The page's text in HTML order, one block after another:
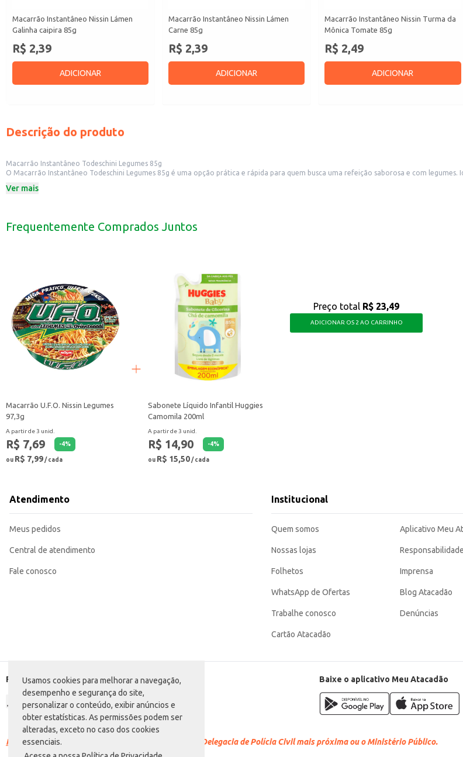
Usamos cookies para melhorar a navegação,
desempenho e segurança do site,
personalizar o conteúdo, exibir anúncios e
obter estatísticas. As permissões podem ser
alteradas, exceto no caso dos cookies
essenciais.
Macarrão Instantâneo Nissin Lámen
Galinha caipira 85g
R$ 2,39
ADICIONAR
Macarrão Instantâneo Nissin Lámen
Carne 85g
R$ 2,39
ADICIONAR
Macarrão Instantâneo Nissin Turma da
Mônica Tomate 85g
R$ 2,49
ADICIONAR
Descrição do produto
Macarrão Instantâneo Todeschini Legumes 85g
O Macarrão Instantâneo Todeschini Legumes 85g é uma opção prática e rápida para quem busca uma refeição saborosa e com
Dicas de Uso:
Com o Macarrão Instantâneo Todeschini Legumes, você tem uma refeição saborosa e fácil de preparar, ideal para diversas ocasiões.
Ver mais
Frequentemente Comprados Juntos
Macarrão U.F.O. Nissin Legumes
97,3g
A partir de 3 unid.
R$ 7,69 -4%
ou R$ 7,99/ cada
Sabonete Líquido Infantil Huggies
Camomila 200ml
A partir de 3 unid.
R$ 14,90 -4%
ou R$ 15,50/ cada
Preço total R$ 23,49
ADICIONAR OS 2 AO CARRINHO
Atendimento
Meus pedidos
Central de atendimento
Fale conosco
Institucional
Quem somos
Nossas lojas
Folhetos
WhatsApp de Ofertas
Trabalhe conosco
Cartão Atacadão
Aplicativo Meu
Imprensa
Blog Atacadão
Denúncias
Formas de pagamento Baixe o aplicativo Meu Atacadão
Racismo é crime. Denuncie. Disque 100 ou procure a Delegacia de Polícia Civil mais próxima ou o Ministério Público.